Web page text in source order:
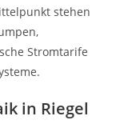
stehen
Stromtarife
in Riegel